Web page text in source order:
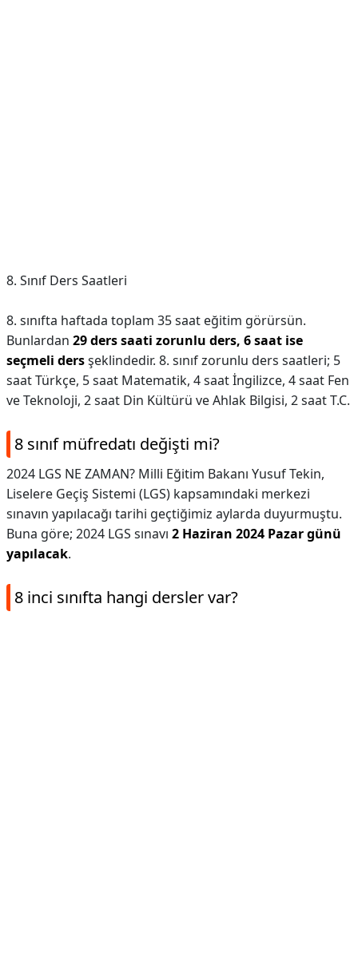
8. Sınıf Ders Saatleri
8. sınıfta haftada toplam 35 saat eğitim görürsün.
Bunlardan 29 ders saati zorunlu ders, 6 saat ise
seçmeli dersşeklindedir. 8. sınıf zorunlu ders saatleri; 5
saat Türkçe, 5 saat Matematik, 4 saat İngilizce, 4 saat Fen
ve Teknoloji, 2 saat Din Kültürü ve Ahlak Bilgisi, 2 saat T.C.
8 sınıf müfredatı değişti mi?
2024 LGS NE ZAMAN? Milli Eğitim Bakanı Yusuf Tekin,
Liselere Geçiş Sistemi (LGS) kapsamındaki merkezi
sınavın yapılacağı tarihi geçtiğimiz aylarda duyurmuştu.
Buna göre; 2024 LGS sınavı 2 Haziran 2024 Pazar günü
yapılacak.
8 inci sınıfta hangi dersler var?